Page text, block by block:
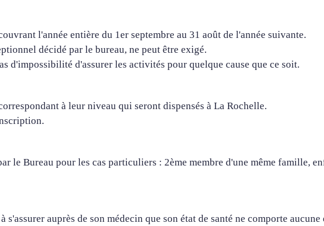
l'année entière du 1er septembre au 31 août de l'année suivante.
décidé par le bureau, ne peut être exigé.
d'impossibilité d'assurer les activités pour quelque cause que ce soit.
à leur niveau qui seront dispensés à La Rochelle.
le Bureau pour les cas particuliers : 2ème membre d'une même famille,
auprès de son médecin que son état de santé ne comporte